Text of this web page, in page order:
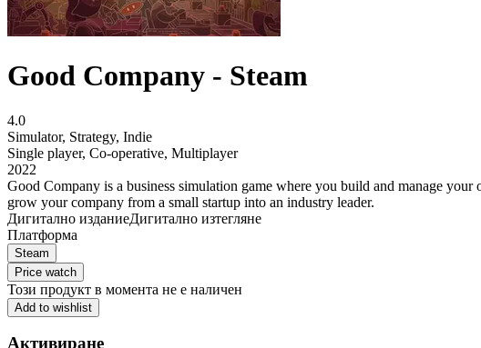
Good Company - Steam
4.0
Simulator, Strategy, Indie
Single player, Co-operative, Multiplayer
2022
Good Company is a business simulation game where you build and manage
grow your company from a small startup into an industry leader.
Дигитално изданиеДигитално изтегляне
Платформа
Steam
Price watch
Този продукт в момента не е наличен
Add to wishlist
Активиране